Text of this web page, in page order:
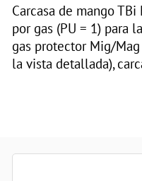
Carcasa de mango
por gas (PU = 1) para
gas protector Mig/
la vista detallada),